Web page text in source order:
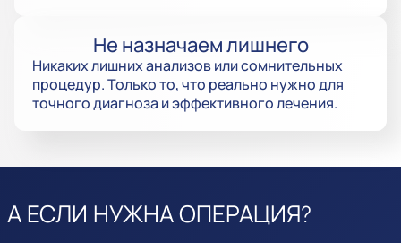
Не назначаем лишнего
Никаких лишних анализов или сомнительных
процедур. Только то, что реально нужно для
точного диагноза и эффективного лечения.
А ЕСЛИ НУЖНА ОПЕРАЦИЯ?